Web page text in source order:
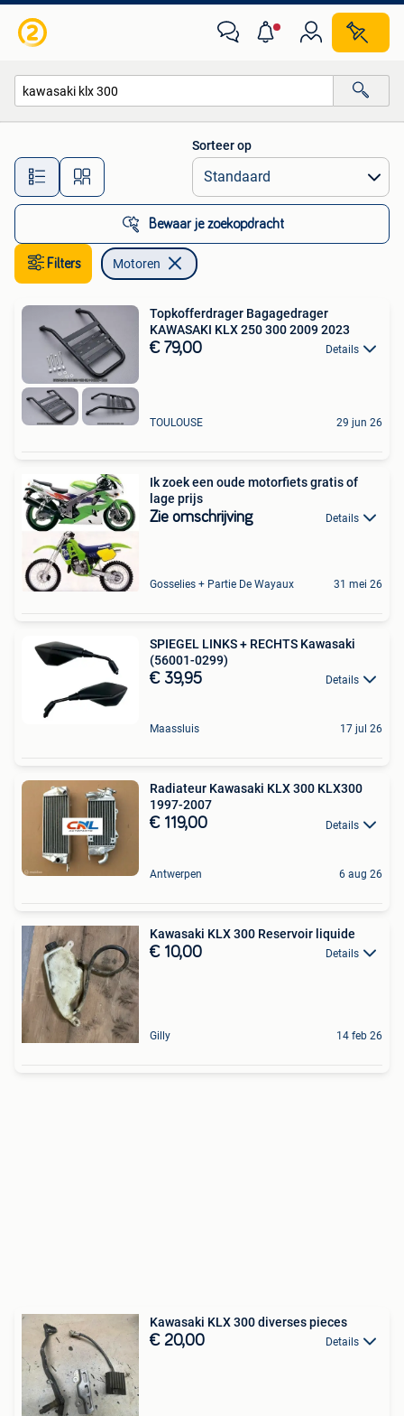
Alle afstanden…
Sorteer op
Bewaar je zoekopdracht
Filters Motoren
Topkofferdrager Bagagedrager
KAWASAKI KLX 250 300 2009 2023
€ 79,00 Details
TOULOUSE 29 jun 26
Ik zoek een oude motorfiets gratis of
lage prijs
Zie omschrijving Details
Gosselies + Partie De Wayaux 31 mei 26
SPIEGEL LINKS + RECHTS Kawasaki
(56001-0299)
€ 39,95 Details
Maassluis 17 jul 26
Radiateur Kawasaki KLX 300 KLX300
1997-2007
€ 119,00 Details
Antwerpen 6 aug 26
Kawasaki KLX 300 Reservoir liquide
€ 10,00 Details
Gilly 14 feb 26
Kawasaki KLX 300 diverses pieces
€ 20,00 Details